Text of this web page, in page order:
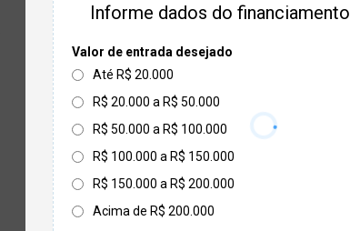
Informe dados do financiamento
Valor de entrada desejado
Até R$ 20.000
R$ 20.000 a R$ 50.000
R$ 50.000 a R$ 100.000
R$ 100.000 a R$ 150.000
R$ 150.000 a R$ 200.000
Acima de R$ 200.000